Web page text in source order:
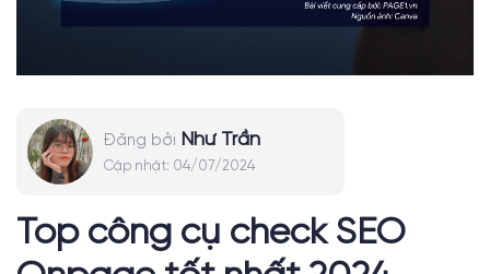
Đăng bởi Như Trần
Cập nhật: 04/07/2024
Top công cụ check SEO